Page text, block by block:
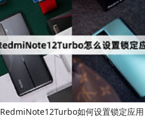
RedmiNote12Turbo如何设置锁定应用